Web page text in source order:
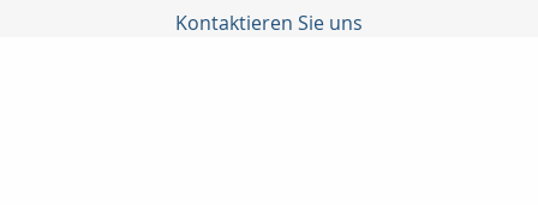
Kontaktieren Sie uns